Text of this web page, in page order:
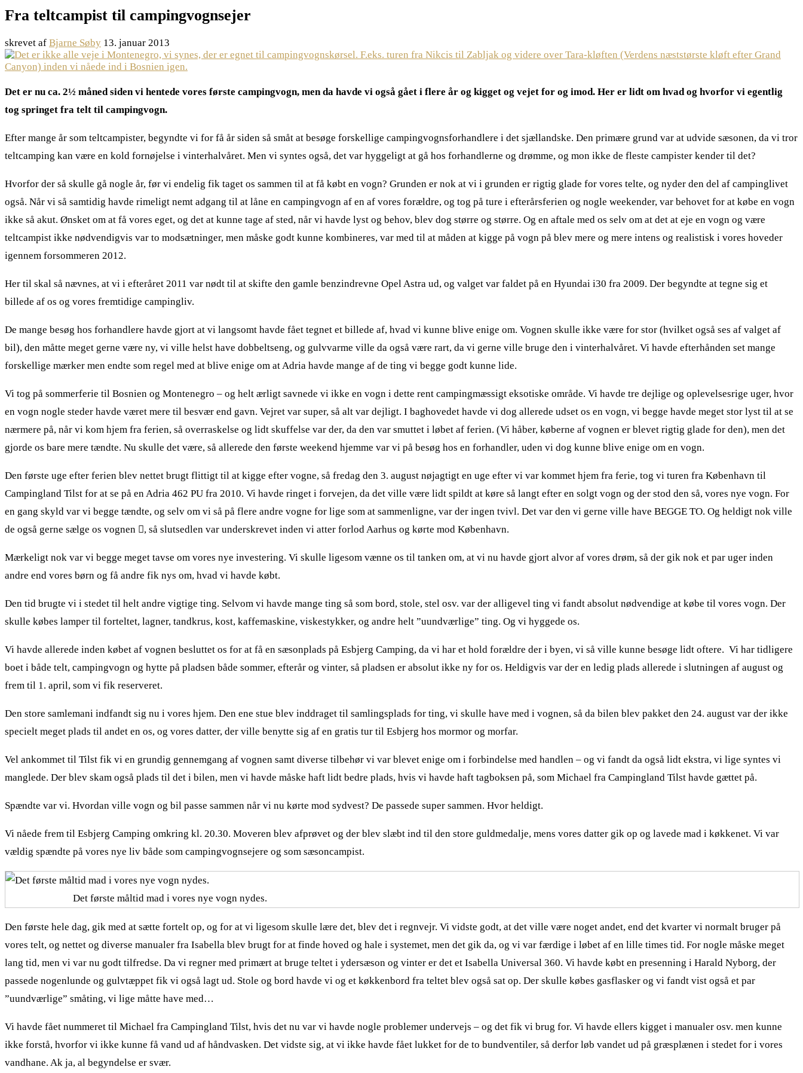
Fra teltcampist til campingvognsejer
skrevet af Bjarne Søby 13. januar 2013
Det er nu ca. 2½ måned siden vi hentede vores første campingvogn, men da havde vi også gået i flere år og kigget og vejet for og imod. Her er lidt om hvad og hvorfor vi egentlig
tog springet fra telt til campingvogn.
Efter mange år som teltcampister, begyndte vi for få år siden så småt at besøge forskellige campingvognsforhandlere i det sjællandske. Den primære grund var at udvide sæsonen, da vi tror
teltcamping kan være en kold fornøjelse i vinterhalvåret. Men vi syntes også, det var hyggeligt at gå hos forhandlerne og drømme, og mon ikke de fleste campister kender til det?
Hvorfor der så skulle gå nogle år, før vi endelig fik taget os sammen til at få købt en vogn? Grunden er nok at vi i grunden er rigtig glade for vores telte, og nyder den del af campinglivet
også. Når vi så samtidig havde rimeligt nemt adgang til at låne en campingvogn af en af vores forældre, og tog på ture i efterårsferien og nogle weekender, var behovet for at købe en vogn
ikke så akut. Ønsket om at få vores eget, og det at kunne tage af sted, når vi havde lyst og behov, blev dog større og større. Og en aftale med os selv om at det at eje en vogn og være
teltcampist ikke nødvendigvis var to modsætninger, men måske godt kunne kombineres, var med til at måden at kigge på vogn på blev mere og mere intens og realistisk i vores hoveder
igennem forsommeren 2012.
Her til skal så nævnes, at vi i efteråret 2011 var nødt til at skifte den gamle benzindrevne Opel Astra ud, og valget var faldet på en Hyundai i30 fra 2009. Der begyndte at tegne sig et
billede af os og vores fremtidige campingliv.
De mange besøg hos forhandlere havde gjort at vi langsomt havde fået tegnet et billede af, hvad vi kunne blive enige om. Vognen skulle ikke være for stor (hvilket også ses af valget af
bil), den måtte meget gerne være ny, vi ville helst have dobbeltseng, og gulvvarme ville da også være rart, da vi gerne ville bruge den i vinterhalvåret. Vi havde efterhånden set mange
forskellige mærker men endte som regel med at blive enige om at Adria havde mange af de ting vi begge godt kunne lide.
Vi tog på sommerferie til Bosnien og Montenegro – og helt ærligt savnede vi ikke en vogn i dette rent campingmæssigt eksotiske område. Vi havde tre dejlige og oplevelsesrige uger, hvor
en vogn nogle steder havde været mere til besvær end gavn. Vejret var super, så alt var dejligt. I baghovedet havde vi dog allerede udset os en vogn, vi begge havde meget stor lyst til at se
nærmere på, når vi kom hjem fra ferien, så overraskelse og lidt skuffelse var der, da den var smuttet i løbet af ferien. (Vi håber, køberne af vognen er blevet rigtig glade for den), men det
gjorde os bare mere tændte. Nu skulle det være, så allerede den første weekend hjemme var vi på besøg hos en forhandler, uden vi dog kunne blive enige om en vogn.
Den første uge efter ferien blev nettet brugt flittigt til at kigge efter vogne, så fredag den 3. august nøjagtigt en uge efter vi var kommet hjem fra ferie, tog vi turen fra København til
Campingland Tilst for at se på en Adria 462 PU fra 2010. Vi havde ringet i forvejen, da det ville være lidt spildt at køre så langt efter en solgt vogn og der stod den så, vores nye vogn. For
en gang skyld var vi begge tændte, og selv om vi så på flere andre vogne for lige som at sammenligne, var der ingen tvivl. Det var den vi gerne ville have BEGGE TO. Og heldigt nok ville
de også gerne sælge os vognen , så slutsedlen var underskrevet inden vi atter forlod Aarhus og kørte mod København.
Mærkeligt nok var vi begge meget tavse om vores nye investering. Vi skulle ligesom vænne os til tanken om, at vi nu havde gjort alvor af vores drøm, så der gik nok et par uger inden
andre end vores børn og få andre fik nys om, hvad vi havde købt.
Den tid brugte vi i stedet til helt andre vigtige ting. Selvom vi havde mange ting så som bord, stole, stel osv. var der alligevel ting vi fandt absolut nødvendige at købe til vores vogn. Der
skulle købes lamper til forteltet, lagner, tandkrus, kost, kaffemaskine, viskestykker, og andre helt ”uundværlige” ting. Og vi hyggede os.
Vi havde allerede inden købet af vognen besluttet os for at få en sæsonplads på Esbjerg Camping, da vi har et hold forældre der i byen, vi så ville kunne besøge lidt oftere. Vi har tidligere
boet i både telt, campingvogn og hytte på pladsen både sommer, efterår og vinter, så pladsen er absolut ikke ny for os. Heldigvis var der en ledig plads allerede i slutningen af august og
frem til 1. april, som vi fik reserveret.
Den store samlemani indfandt sig nu i vores hjem. Den ene stue blev inddraget til samlingsplads for ting, vi skulle have med i vognen, så da bilen blev pakket den 24. august var der ikke
specielt meget plads til andet en os, og vores datter, der ville benytte sig af en gratis tur til Esbjerg hos mormor og morfar.
Vel ankommet til Tilst fik vi en grundig gennemgang af vognen samt diverse tilbehør vi var blevet enige om i forbindelse med handlen – og vi fandt da også lidt ekstra, vi lige syntes vi
manglede. Der blev skam også plads til det i bilen, men vi havde måske haft lidt bedre plads, hvis vi havde haft tagboksen på, som Michael fra Campingland Tilst havde gættet på.
Spændte var vi. Hvordan ville vogn og bil passe sammen når vi nu kørte mod sydvest? De passede super sammen. Hvor heldigt.
Vi nåede frem til Esbjerg Camping omkring kl. 20.30. Moveren blev afprøvet og der blev slæbt ind til den store guldmedalje, mens vores datter gik op og lavede mad i køkkenet. Vi var
vældig spændte på vores nye liv både som campingvognsejere og som sæsoncampist.
Det første måltid mad i vores nye vogn nydes.
Den første hele dag, gik med at sætte fortelt op, og for at vi ligesom skulle lære det, blev det i regnvejr. Vi vidste godt, at det ville være noget andet, end det kvarter vi normalt bruger på
vores telt, og nettet og diverse manualer fra Isabella blev brugt for at finde hoved og hale i systemet, men det gik da, og vi var færdige i løbet af en lille times tid. For nogle måske meget
lang tid, men vi var nu godt tilfredse. Da vi regner med primært at bruge teltet i ydersæson og vinter er det et Isabella Universal 360. Vi havde købt en presenning i Harald Nyborg, der
passede nogenlunde og gulvtæppet fik vi også lagt ud. Stole og bord havde vi og et køkkenbord fra teltet blev også sat op. Der skulle købes gasflasker og vi fandt vist også et par
”uundværlige” småting, vi lige måtte have med…
Vi havde fået nummeret til Michael fra Campingland Tilst, hvis det nu var vi havde nogle problemer undervejs – og det fik vi brug for. Vi havde ellers kigget i manualer osv. men kunne
ikke forstå, hvorfor vi ikke kunne få vand ud af håndvasken. Det vidste sig, at vi ikke havde fået lukket for de to bundventiler, så derfor løb vandet ud på græsplænen i stedet for i vores
vandhane. Ak ja, al begyndelse er svær.